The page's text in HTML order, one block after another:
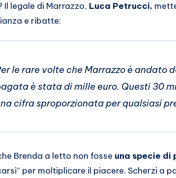
Il legale di Marrazzo, Luca Petrucci,
e ribatte:
le rare volte che Marrazzo è andato
è stata di mille euro. Questi 30
cifra sproporzionata per qualsiasi
Brenda a letto non fosse una specie di
per moltiplicare il piacere. Scherzi a